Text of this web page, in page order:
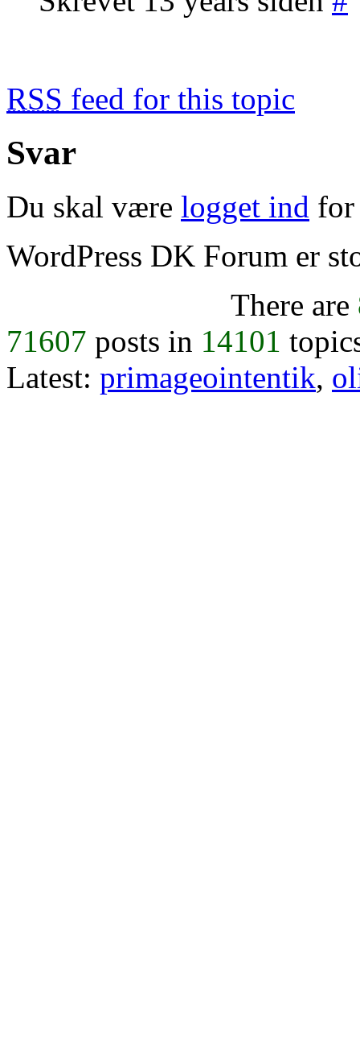
RSS feed for this topic
Svar
Du skal være logget ind for
WordPress DK Forum er
There are
71607 posts in 14101
Latest: primageointentik,